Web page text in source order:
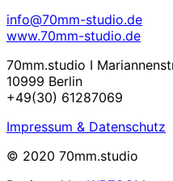
info@70mm-studio.de
www.70mm-studio.de
70mm.studio I
10999 Berlin
+49(30) 61287069
Impressum & Datenschutz
© 2020 70mm.studio